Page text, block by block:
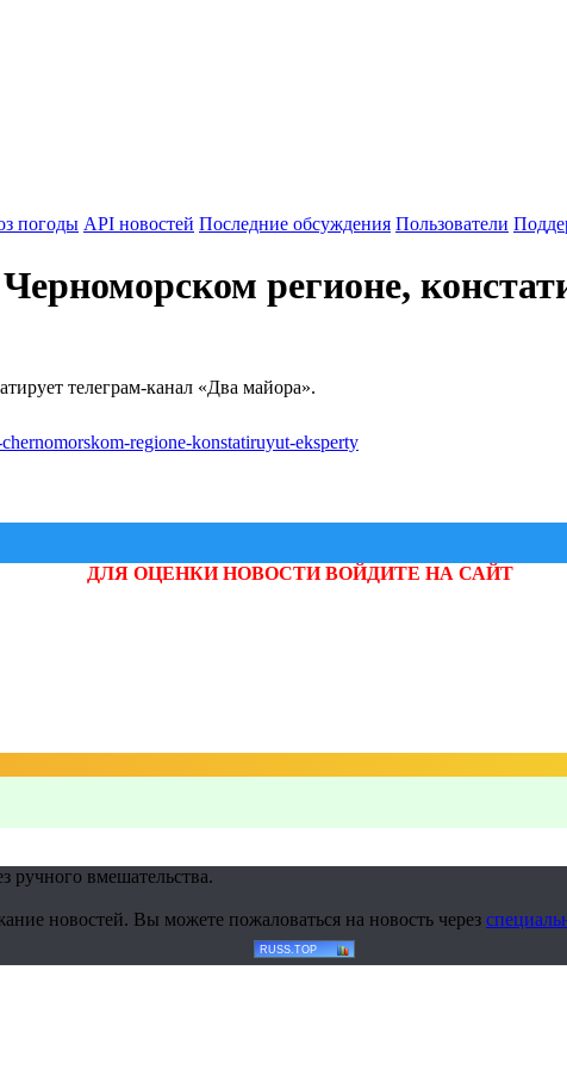
погоды API новостей Последние обсуждения Пользователи
регионе,
телеграм-канал «Два майора».
regione-konstatiruyut-eksperty
ДЛЯ ОЦЕНКИ НОВОСТИ ВОЙДИТЕ НА САЙТ
ручного вмешательства.
новостей. Вы можете пожаловаться на новость через